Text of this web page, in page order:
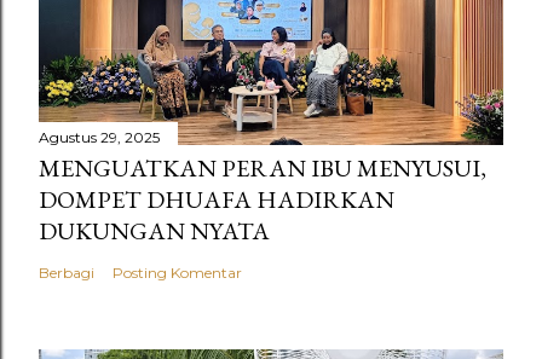
Agustus 29, 2025
MENGUATKAN PERAN IBU MENYUSUI,
DOMPET DHUAFA HADIRKAN
DUKUNGAN NYATA
Berbagi Posting Komentar